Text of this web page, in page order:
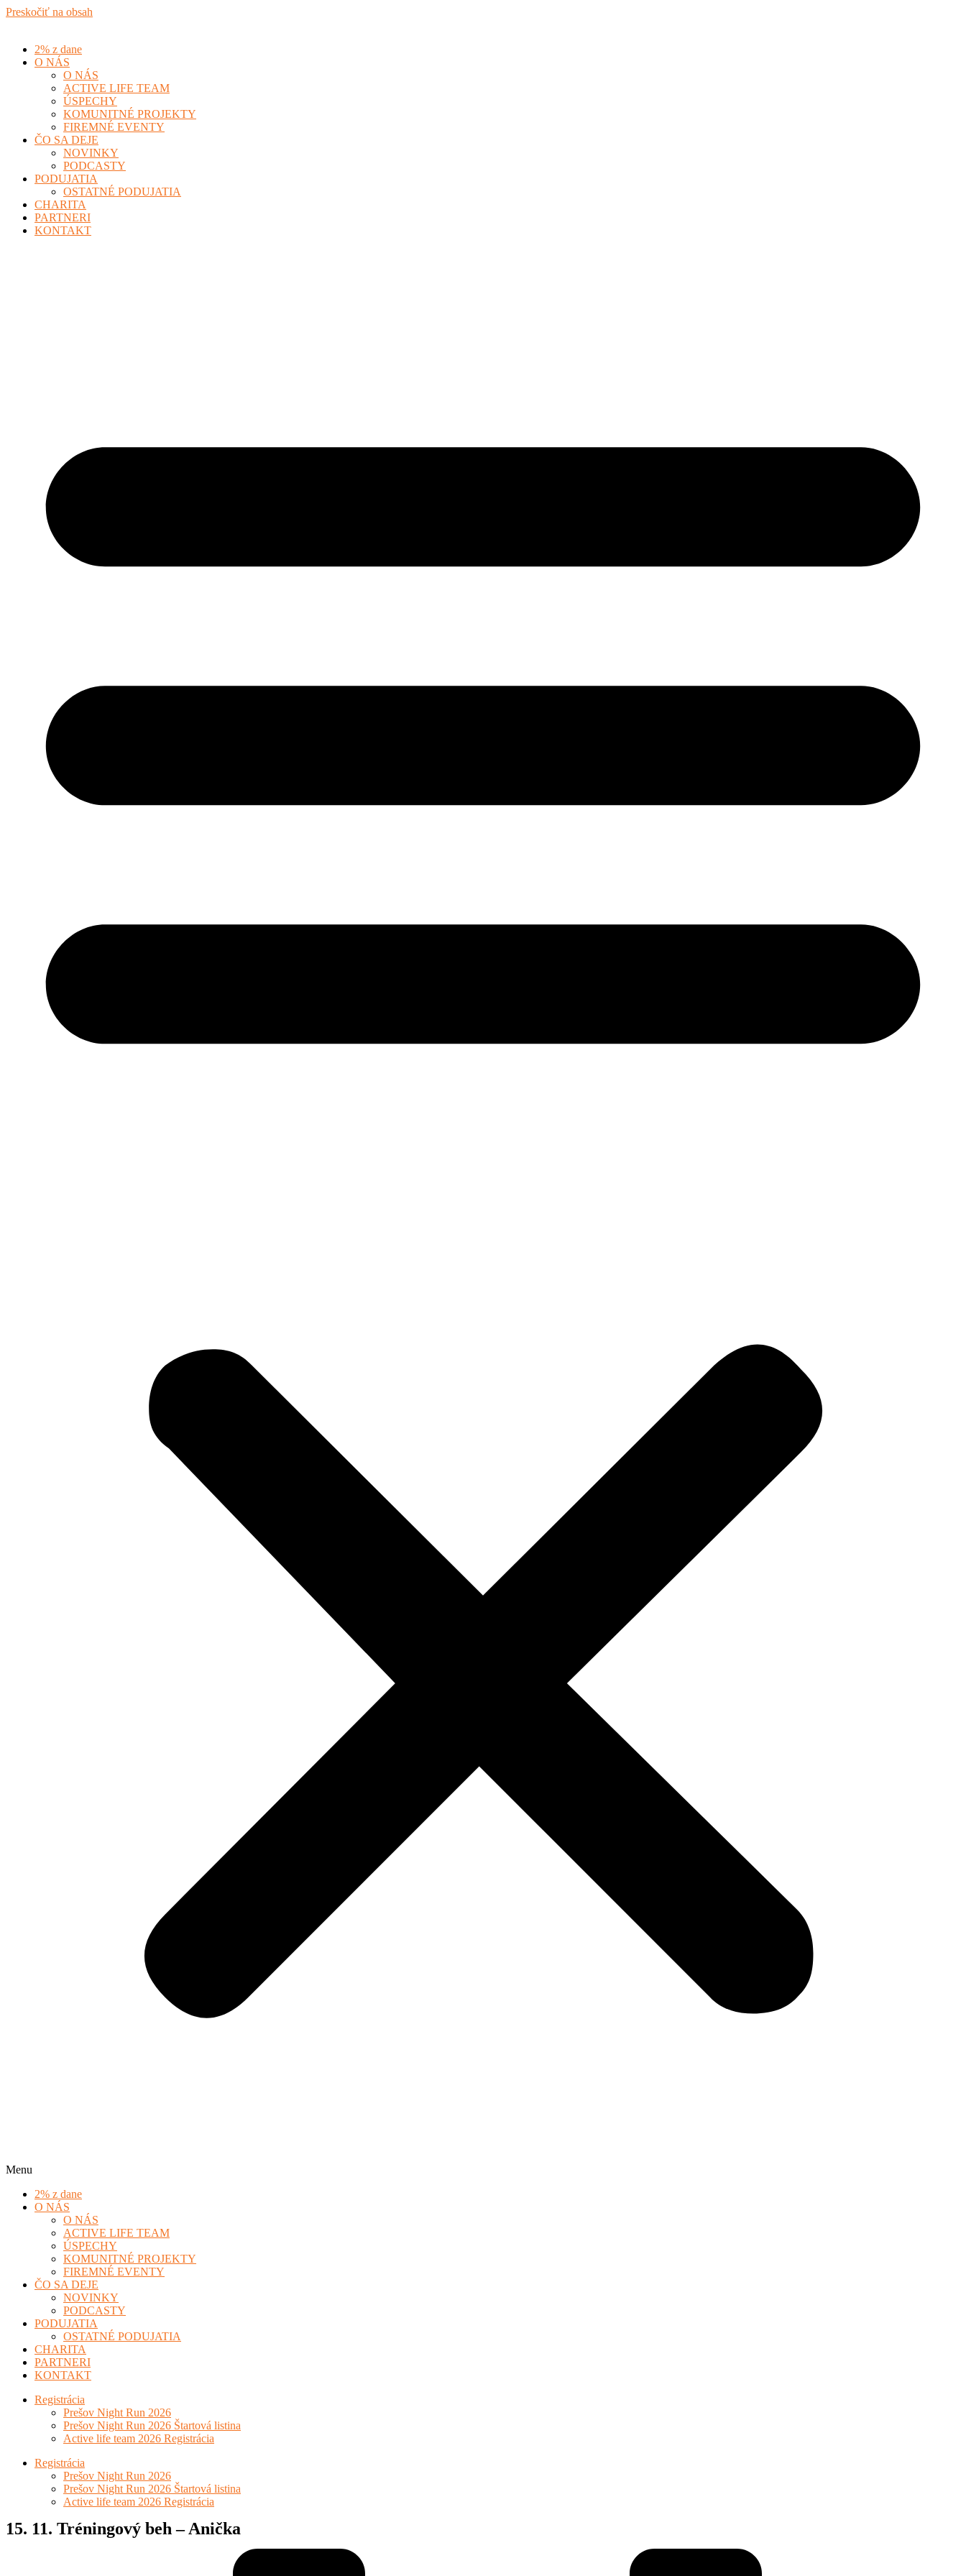
Preskočiť na obsah
2% z dane
O NÁS
O NÁS
ACTIVE LIFE TEAM
ÚSPECHY
KOMUNITNÉ PROJEKTY
FIREMNÉ EVENTY
ČO SA DEJE
NOVINKY
PODCASTY
PODUJATIA
OSTATNÉ PODUJATIA
CHARITA
PARTNERI
KONTAKT
Menu
2% z dane
O NÁS
O NÁS
ACTIVE LIFE TEAM
ÚSPECHY
KOMUNITNÉ PROJEKTY
FIREMNÉ EVENTY
ČO SA DEJE
NOVINKY
PODCASTY
PODUJATIA
OSTATNÉ PODUJATIA
CHARITA
PARTNERI
KONTAKT
Registrácia
Prešov Night Run 2026
Prešov Night Run 2026 Štartová listina
Active life team 2026 Registrácia
Registrácia
Prešov Night Run 2026
Prešov Night Run 2026 Štartová listina
Active life team 2026 Registrácia
15. 11. Tréningový beh – Anička